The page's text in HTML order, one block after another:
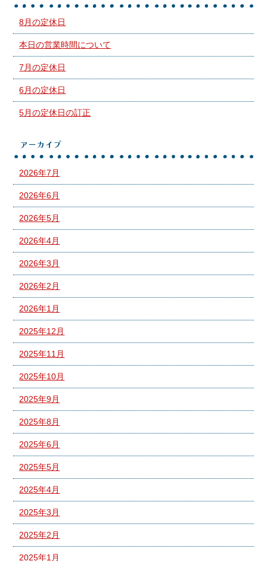
8月の定休日
本日の営業時間について
7月の定休日
6月の定休日
5月の定休日の訂正
アーカイブ
2026年7月
2026年6月
2026年5月
2026年4月
2026年3月
2026年2月
2026年1月
2025年12月
2025年11月
2025年10月
2025年9月
2025年8月
2025年6月
2025年5月
2025年4月
2025年3月
2025年2月
2025年1月